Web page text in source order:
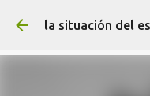
Ir al